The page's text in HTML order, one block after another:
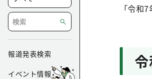
報道発表検索
イベント情報
「令和